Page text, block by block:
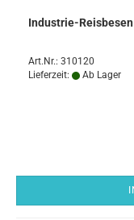
Industrie-
Art.Nr.: 310120
Lieferzeit:
Ab Lager